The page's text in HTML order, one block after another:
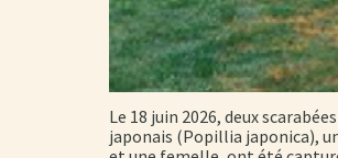
Le 18 juin 2026, deux scarabées
japonais (Popillia japonica),